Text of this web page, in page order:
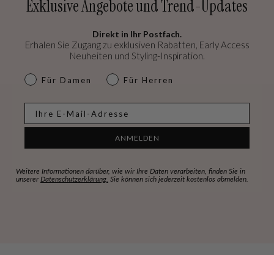
Exklusive Angebote und Trend-Updates
Direkt in Ihr Postfach.
Erhalen Sie Zugang zu exklusiven Rabatten, Early Access
Neuheiten und Styling-Inspiration.
dames & heren
Für Damen Für Herren
ANMELDEN
Weitere Informationen darüber, wie wir Ihre Daten verarbeiten, finden Sie in
unserer Datenschutzerklärung. Sie können sich jederzeit kostenlos abmelden.